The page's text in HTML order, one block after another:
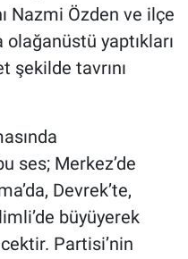
Nazmi Özden ve ilçe
yaptıkları
şekilde tavrını
ses; Merkez’de
Devrek’te,
büyüyerek
Partisi’nin